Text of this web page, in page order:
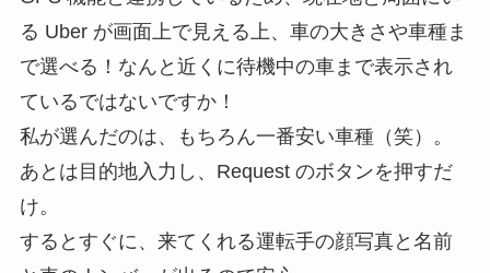
る Uber が画面上で見える上、車の大きさや車種ま
で選べる！なんと近くに待機中の車まで表示され
ているではないですか！
私が選んだのは、もちろん一番安い車種（笑）。
あとは目的地入力し、Request のボタンを押すだ
け。
するとすぐに、来てくれる運転手の顔写真と名前